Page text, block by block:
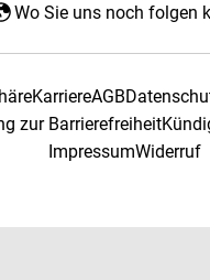
Wo Sie uns noch folgen
KarriereAGB
zur Barrierefreiheit
ImpressumWiderruf